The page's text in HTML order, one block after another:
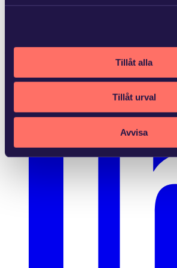
Tillåt alla
Tillåt urval
Avvisa